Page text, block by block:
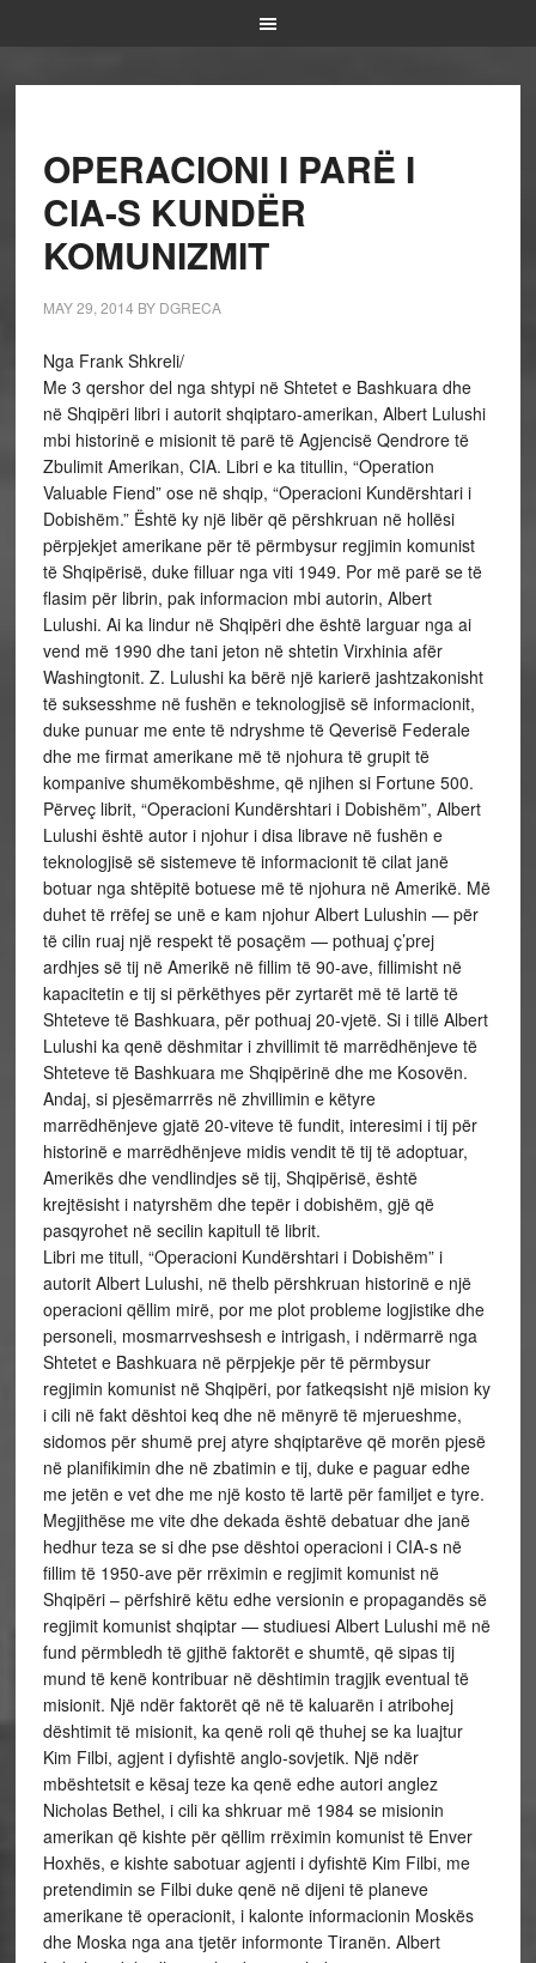
OPERACIONI I PARË I
CIA-S KUNDËR
KOMUNIZMIT
MAY 29, 2014 BY DGRECA
Nga Frank Shkreli/
Me 3 qershor del nga shtypi në Shtetet e Bashkuara dhe
në Shqipëri libri i autorit shqiptaro-amerikan, Albert Lulushi
mbi historinë e misionit të parë të Agjencisë Qendrore të
Zbulimit Amerikan, CIA. Libri e ka titullin, “Operation
Valuable Fiend” ose në shqip, “Operacioni Kundërshtari i
Dobishëm.” Është ky një libër që përshkruan në hollësi
përpjekjet amerikane për të përmbysur regjimin komunist
të Shqipërisë, duke filluar nga viti 1949. Por më parë se të
flasim për librin, pak informacion mbi autorin, Albert
Lulushi. Ai ka lindur në Shqipëri dhe është larguar nga ai
vend më 1990 dhe tani jeton në shtetin Virxhinia afër
Washingtonit. Z. Lulushi ka bërë një karierë jashtzakonisht
të suksesshme në fushën e teknologjisë së informacionit,
duke punuar me ente të ndryshme të Qeverisë Federale
dhe me firmat amerikane më të njohura të grupit të
kompanive shumëkombëshme, që njihen si Fortune 500.
Përveç librit, “Operacioni Kundërshtari i Dobishëm”, Albert
Lulushi është autor i njohur i disa librave në fushën e
teknologjisë së sistemeve të informacionit të cilat janë
botuar nga shtëpitë botuese më të njohura në Amerikë. Më
duhet të rrëfej se unë e kam njohur Albert Lulushin — për
të cilin ruaj një respekt të posaçëm — pothuaj ç’prej
ardhjes së tij në Amerikë në fillim të 90-ave, fillimisht në
kapacitetin e tij si përkëthyes për zyrtarët më të lartë të
Shteteve të Bashkuara, për pothuaj 20-vjetë. Si i tillë Albert
Lulushi ka qenë dëshmitar i zhvillimit të marrëdhënjeve të
Shteteve të Bashkuara me Shqipërinë dhe me Kosovën.
Andaj, si pjesëmarrrës në zhvillimin e këtyre
marrëdhënjeve gjatë 20-viteve të fundit, interesimi i tij për
historinë e marrëdhënjeve midis vendit të tij të adoptuar,
Amerikës dhe vendlindjes së tij, Shqipërisë, është
krejtësisht i natyrshëm dhe tepër i dobishëm, gjë që
pasqyrohet në secilin kapitull të librit.
Libri me titull, “Operacioni Kundërshtari i Dobishëm” i
autorit Albert Lulushi, në thelb përshkruan historinë e një
operacioni qëllim mirë, por me plot probleme logjistike dhe
personeli, mosmarrveshsesh e intrigash, i ndërmarrë nga
Shtetet e Bashkuara në përpjekje për të përmbysur
regjimin komunist në Shqipëri, por fatkeqsisht një mision ky
i cili në fakt dështoi keq dhe në mënyrë të mjerueshme,
sidomos për shumë prej atyre shqiptarëve që morën pjesë
në planifikimin dhe në zbatimin e tij, duke e paguar edhe
me jetën e vet dhe me një kosto të lartë për familjet e tyre.
Megjithëse me vite dhe dekada është debatuar dhe janë
hedhur teza se si dhe pse dështoi operacioni i CIA-s në
fillim të 1950-ave për rrëximin e regjimit komunist në
Shqipëri – përfshirë këtu edhe versionin e propagandës së
regjimit komunist shqiptar — studiuesi Albert Lulushi më në
fund përmbledh të gjithë faktorët e shumtë, që sipas tij
mund të kenë kontribuar në dështimin tragjik eventual të
misionit. Një ndër faktorët që në të kaluarën i atribohej
dështimit të misionit, ka qenë roli që thuhej se ka luajtur
Kim Filbi, agjent i dyfishtë anglo-sovjetik. Një ndër
mbështetsit e kësaj teze ka qenë edhe autori anglez
Nicholas Bethel, i cili ka shkruar më 1984 se misionin
amerikan që kishte për qëllim rrëximin komunist të Enver
Hoxhës, e kishte sabotuar agjenti i dyfishtë Kim Filbi, me
pretendimin se Filbi duke qenë në dijeni të planeve
amerikane të operacionit, i kalonte informacionin Moskës
dhe Moska nga ana tjetër informonte Tiranën. Albert